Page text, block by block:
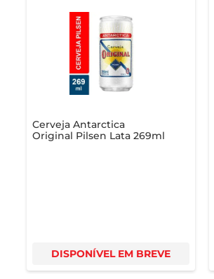
Cerveja Antarctica
Original Pilsen Lata 269ml
DISPONÍVEL EM BREVE